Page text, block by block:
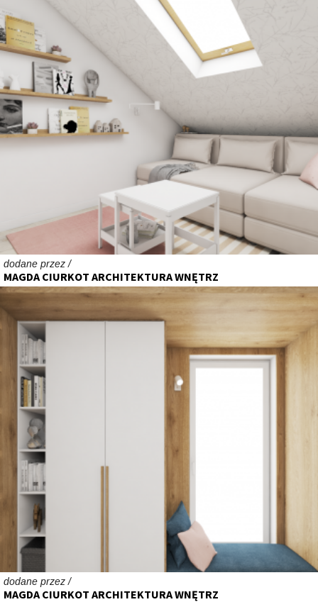
dodane przez /
MAGDA CIURKOT ARCHITEKTURA WNĘTRZ
dodane przez /
MAGDA CIURKOT ARCHITEKTURA WNĘTRZ